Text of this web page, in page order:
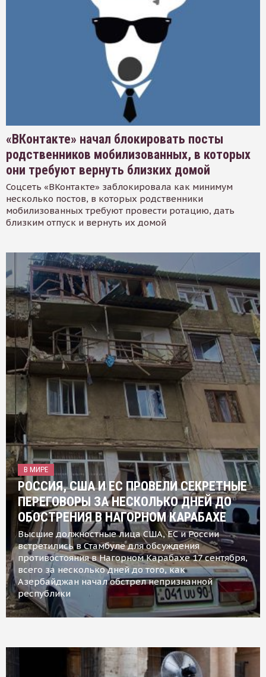
«ВКонтакте» начал блокировать посты
родственников мобилизованных, в которых
они требуют вернуть близких домой
Соцсеть «ВКонтакте» заблокировала как минимум
несколько постов, в которых родственники
мобилизованных требуют провести ротацию, дать
близким отпуск и вернуть их домой
В МИРЕ
РОССИЯ, США И ЕС ПРОВЕЛИ СЕКРЕТНЫЕ
ПЕРЕГОВОРЫ ЗА НЕСКОЛЬКО ДНЕЙ ДО
ОБОСТРЕНИЯ В НАГОРНОМ КАРАБАХЕ
Высшие должностные лица США, ЕС и России
встретились в Стамбуле для обсуждения
противостояния в Нагорном Карабахе 17 сентября,
всего за несколько дней до того, как
Азербайджан начал обстрел непризнанной
республики